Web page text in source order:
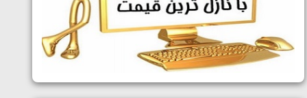
دوم کشتی فرنگی نوجوانان جهان
1405/05/06